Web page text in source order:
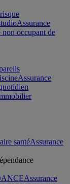
Assurance
non occupant de
Assurance
santéAssurance
Assurance